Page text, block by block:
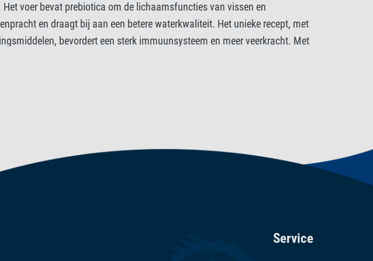
Vitamine D3 1848 IE/kg. Zuurteregelaars: Citroenzuur 293 mg/kg.
voer bevat prebiotica om de lichaamsfuncties van vissen en
en draagt bij aan een betere waterkwaliteit. Het unieke recept, met
bevordert een sterk immuunsysteem en meer veerkracht. Met
en helder.
Service